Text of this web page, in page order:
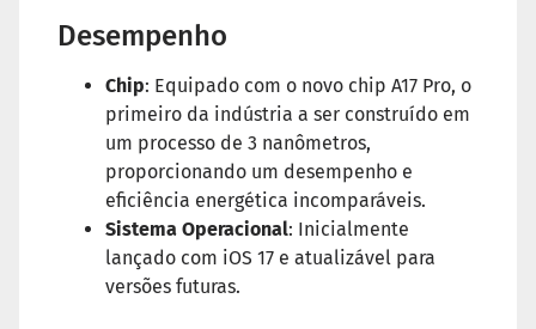
Desempenho
Chip: Equipado com o novo chip A17 Pro, o
primeiro da indústria a ser construído em
um processo de 3 nanômetros,
proporcionando um desempenho e
eficiência energética incomparáveis.
Sistema Operacional: Inicialmente
lançado com iOS 17 e atualizável para
versões futuras.